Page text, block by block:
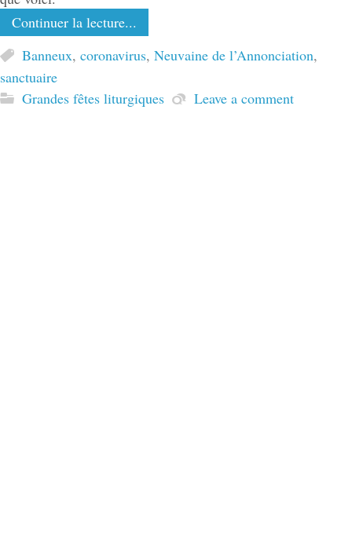
Continuer la lecture...
Banneux, coronavirus, Neuvaine de l’Annonciation,
sanctuaire
Grandes fêtes liturgiques
Leave a comment